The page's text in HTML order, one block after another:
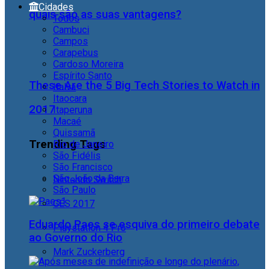
quais são as suas vantagens?
These Are the 5 Big Tech Stories to Watch in
2017
Trending Tags
Nintendo Switch
CES 2017
Playstation 4 Pro
Mark Zuckerberg
Cidades
Todos
Cambuci
Campos
Carapebus
Cardoso Moreira
Espírito Santo
Italva
Itaocara
Itaperuna
Macaé
Quissamã
Rio de Janeiro
São Fidélis
São Francisco
São João da Barra
São Paulo
Eduardo Paes se esquiva do primeiro debate
ao Governo do Rio